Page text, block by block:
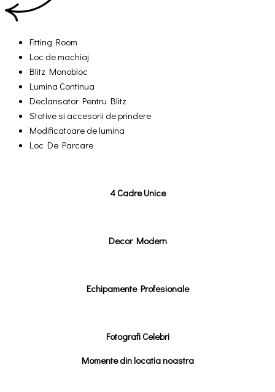
Fitting Room
Loc de machiaj
Blitz Monobloc
Lumina Continua
Declansator Pentru Blitz
Stative si accesorii de prindere
Modificatoare de lumina
Loc De Parcare
4 Cadre Unice
Decor Modern
Echipamente Profesionale
Fotografi Celebri
Momente din locatia noastra